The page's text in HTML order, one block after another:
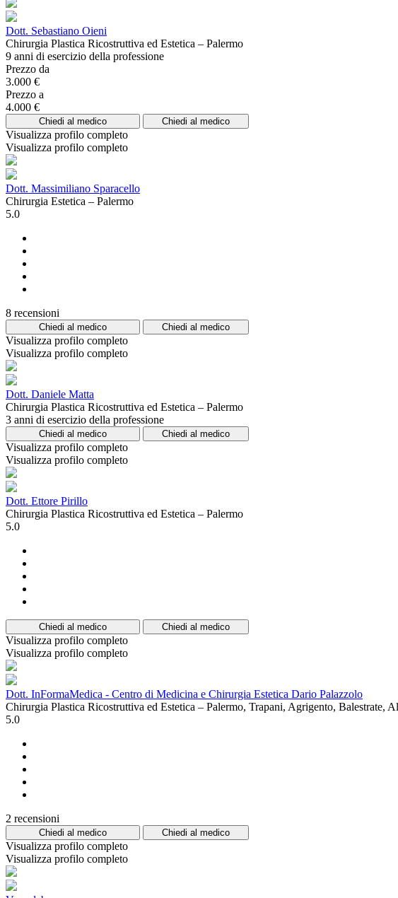
Dott. Sebastiano Oieni
Chirurgia Plastica Ricostruttiva ed Estetica – Palermo
9 anni di esercizio della professione
Prezzo da
3.000 €
Prezzo a
4.000 €
Chiedi al medico Chiedi al medico
Visualizza profilo completo
Visualizza profilo completo
Dott. Massimiliano Sparacello
Chirurgia Estetica – Palermo
5.0
8 recensioni
Chiedi al medico Chiedi al medico
Visualizza profilo completo
Visualizza profilo completo
Dott. Daniele Matta
Chirurgia Plastica Ricostruttiva ed Estetica – Palermo
3 anni di esercizio della professione
Chiedi al medico Chiedi al medico
Visualizza profilo completo
Visualizza profilo completo
Dott. Ettore Pirillo
Chirurgia Plastica Ricostruttiva ed Estetica – Palermo
5.0
Chiedi al medico Chiedi al medico
Visualizza profilo completo
Visualizza profilo completo
Dott. InFormaMedica - Centro di Medicina e Chirurgia Estetica Dario Palazzolo
Chirurgia Plastica Ricostruttiva ed Estetica – Palermo, Trapani, Agrigento, Balestrate,
5.0
2 recensioni
Chiedi al medico Chiedi al medico
Visualizza profilo completo
Visualizza profilo completo